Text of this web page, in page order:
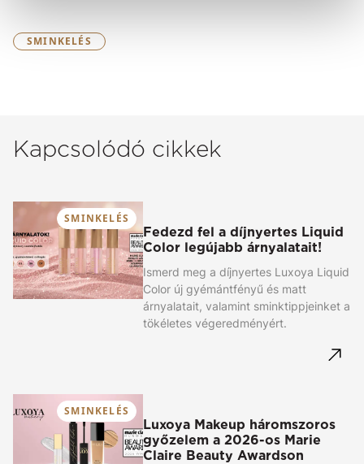
SMINKELÉS
Kapcsolódó cikkek
SMINKELÉS
Fedezd fel a díjnyertes Liquid
Color legújabb árnyalatait!
Ismerd meg a díjnyertes Luxoya Liquid
Color új gyémántfényű és matt
árnyalatait, valamint sminktippjeinket a
tökéletes végeredményért.
SMINKELÉS
Luxoya Makeup háromszoros
győzelem a 2026-os Marie
Claire Beauty Awardson